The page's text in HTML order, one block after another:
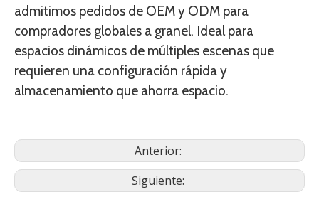
admitimos pedidos de OEM y ODM para
compradores globales a granel. Ideal para
espacios dinámicos de múltiples escenas que
requieren una configuración rápida y
almacenamiento que ahorra espacio.
Anterior:
Siguiente: